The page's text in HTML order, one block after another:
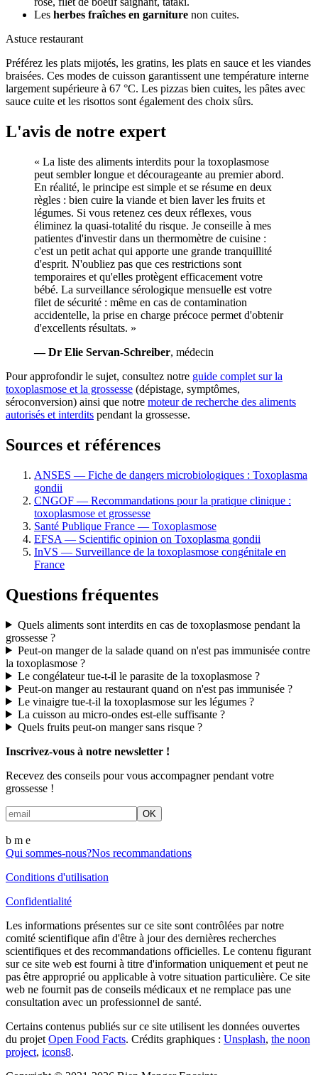
Les herbes fraîches en garniture non cuites.
Astuce restaurant
Préférez les plats mijotés, les gratins, les plats en sauce et les viandes
braisées. Ces modes de cuisson garantissent une température interne
largement supérieure à 67 °C. Les pizzas bien cuites, les pâtes avec
sauce cuite et les risottos sont également des choix sûrs.
L'avis de notre expert
« La liste des aliments interdits pour la toxoplasmose
peut sembler longue et décourageante au premier abord.
En réalité, le principe est simple et se résume en deux
règles : bien cuire la viande et bien laver les fruits et
légumes. Si vous retenez ces deux réflexes, vous
éliminez la quasi-totalité du risque. Je conseille à mes
patientes d'investir dans un thermomètre de cuisine :
c'est un petit achat qui apporte une grande tranquillité
d'esprit. N'oubliez pas que ces restrictions sont
temporaires et qu'elles protègent efficacement votre
bébé. La surveillance sérologique mensuelle est votre
filet de sécurité : même en cas de contamination
accidentelle, la prise en charge précoce permet d'obtenir
d'excellents résultats. »
— Dr Elie Servan-Schreiber, médecin
Pour approfondir le sujet, consultez notre guide complet sur la
toxoplasmose et la grossesse (dépistage, symptômes,
séroconversion) ainsi que notre moteur de recherche des aliments
autorisés et interdits pendant la grossesse.
Sources et références
ANSES — Fiche de dangers microbiologiques : Toxoplasma
gondii
CNGOF — Recommandations pour la pratique clinique :
toxoplasmose et grossesse
Santé Publique France — Toxoplasmose
EFSA — Scientific opinion on Toxoplasma gondii
InVS — Surveillance de la toxoplasmose congénitale en
France
Questions fréquentes
Quels aliments sont interdits en cas de toxoplasmose pendant la
grossesse ?
Peut-on manger de la salade quand on n'est pas immunisée contre
la toxoplasmose ?
Le congélateur tue-t-il le parasite de la toxoplasmose ?
Peut-on manger au restaurant quand on n'est pas immunisée ?
Le vinaigre tue-t-il la toxoplasmose sur les légumes ?
La cuisson au micro-ondes est-elle suffisante ?
Quels fruits peut-on manger sans risque ?
Inscrivez-vous à notre newsletter !
Recevez des conseils pour vous accompagner pendant votre
grossesse !
OK
b m e
Qui sommes-nous?Nos recommandations
Conditions d'utilisation
Confidentialité
Les informations présentes sur ce site sont contrôlées par notre
comité scientifique afin d'être à jour des dernières recherches
scientifiques et des recommandations officielles. Le contenu figurant
sur ce site web est fourni à titre d'information uniquement et peut ne
pas être approprié ou applicable à votre situation particulière. Ce site
web ne fournit pas de conseils médicaux et ne remplace pas une
consultation avec un professionnel de santé.
Certains contenus publiés sur ce site utilisent les données ouvertes
du projet Open Food Facts. Crédits graphiques : Unsplash, the noon
project, icons8.